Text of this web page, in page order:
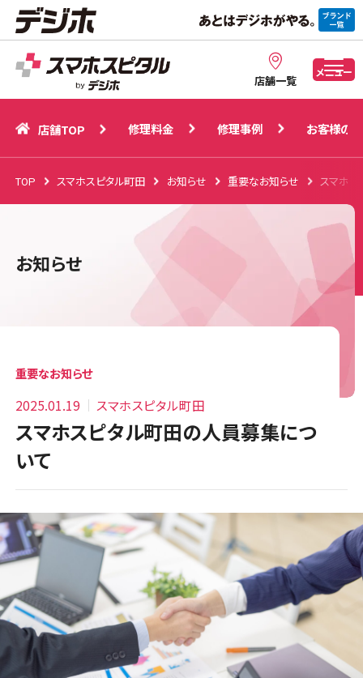
店舗一覧
メニュー
店舗TOP 修理事例 お客様の声
店舗TOP 修理料金 修理事例 お客様の声
TOP スマホスピタル町田 お知らせ 重要なお知らせ スマホ
お知らせ
重要なお知らせ
2025.01.19 スマホスピタル町田
スマホスピタル町田の人員募集につ
いて